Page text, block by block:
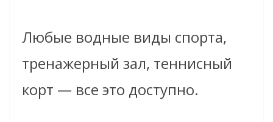
Любые водные виды спорта,
тренажерный зал, теннисный
корт — все это доступно.